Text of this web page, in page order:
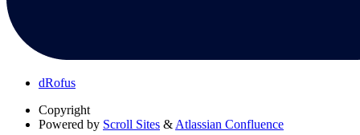
dRofus
Copyright
Powered by Scroll Sites & Atlassian Confluence